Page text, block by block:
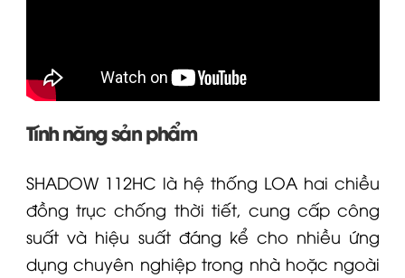
Tính năng sản phẩm
SHADOW 112HC là hệ thống LOA hai chiều
đồng trục chống thời tiết, cung cấp công
suất và hiệu suất đáng kể cho nhiều ứng
dụng chuyên nghiệp trong nhà hoặc ngoài